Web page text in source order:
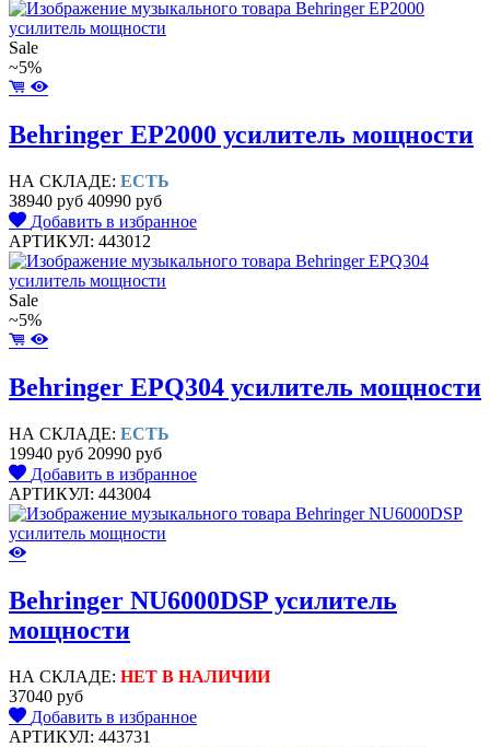
Sale
~5%
Behringer EP2000 усилитель мощности
НА СКЛАДЕ: ЕСТЬ
38940 руб 40990 руб
Добавить в избранное
АРТИКУЛ: 443012
Sale
~5%
Behringer EPQ304 усилитель мощности
НА СКЛАДЕ: ЕСТЬ
19940 руб 20990 руб
Добавить в избранное
АРТИКУЛ: 443004
Behringer NU6000DSP усилитель
мощности
НА СКЛАДЕ: НЕТ В НАЛИЧИИ
37040 руб
Добавить в избранное
АРТИКУЛ: 443731